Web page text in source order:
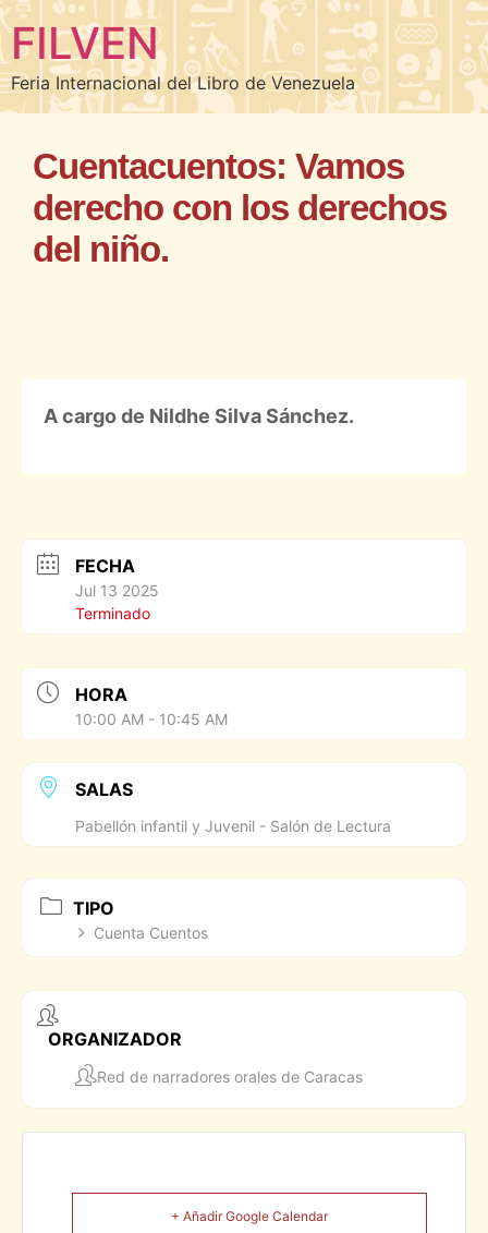
FILVEN
Feria Internacional del Libro de Venezuela
Cuentacuentos: Vamos
derecho con los derechos
del niño.
A cargo de Nildhe Silva Sánchez.
FECHA
Jul 13 2025
Terminado
HORA
10:00 AM - 10:45 AM
SALAS
Pabellón infantil y Juvenil - Salón de Lectura
TIPO
Cuenta Cuentos
ORGANIZADOR
Red de narradores orales de Caracas
+ Añadir Google Calendar